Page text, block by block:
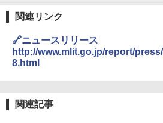
ENDLESS BASE
テント ワンタッチ
500002(88859)
秒）射程5～10m
付き ヒグマ・イノ
関の購入実績 登山
関連リンク
🔗ニュースリリース
http://www.mlit.go.jp/report/
8.html
関連記事